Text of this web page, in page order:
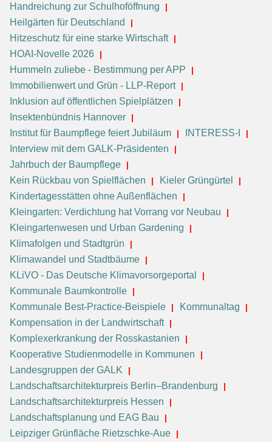
Handreichung zur Schulhoföffnung
Heilgärten für Deutschland
Hitzeschutz für eine starke Wirtschaft
HOAI-Novelle 2026
Hummeln zuliebe - Bestimmung per APP
Immobilienwert und Grün - LLP-Report
Inklusion auf öffentlichen Spielplätzen
Insektenbündnis Hannover
Institut für Baumpflege feiert Jubiläum
INTERESS-I
Interview mit dem GALK-Präsidenten
Jahrbuch der Baumpflege
Kein Rückbau von Spielflächen
Kieler Grüngürtel
Kindertagesstätten ohne Außenflächen
Kleingarten: Verdichtung hat Vorrang vor Neubau
Kleingartenwesen und Urban Gardening
Klimafolgen und Stadtgrün
Klimawandel und Stadtbäume
KLiVO - Das Deutsche Klimavorsorgeportal
Kommunale Baumkontrolle
Kommunale Best-Practice-Beispiele
Kommunaltag
Kompensation in der Landwirtschaft
Komplexerkrankung der Rosskastanien
Kooperative Studienmodelle in Kommunen
Landesgruppen der GALK
Landschaftsarchitekturpreis Berlin–Brandenburg
Landschaftsarchitekturpreis Hessen
Landschaftsplanung und EAG Bau
Leipziger Grünfläche Rietzschke-Aue